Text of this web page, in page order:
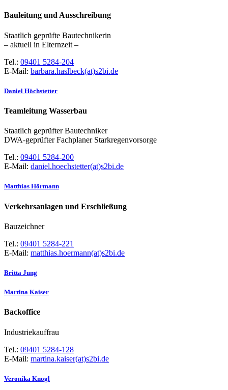
Bauleitung und Ausschreibung
Staatlich geprüfte Bautechnikerin
– aktuell in Elternzeit –
Tel.: 09401 5284-204
E-Mail: barbara.haslbeck(at)s2bi.de
Daniel Höchstetter
Teamleitung Wasserbau
Staatlich geprüfter Bautechniker
DWA-geprüfter Fachplaner Starkregenvorsorge
Tel.: 09401 5284-200
E-Mail: daniel.hoechstetter(at)s2bi.de
Matthias Hörmann
Verkehrsanlagen und Erschließung
Bauzeichner
Tel.: 09401 5284-221
E-Mail: matthias.hoermann(at)s2bi.de
Britta Jung
Martina Kaiser
Backoffice
Industriekauffrau
Tel.: 09401 5284-128
E-Mail: martina.kaiser(at)s2bi.de
Veronika Knogl